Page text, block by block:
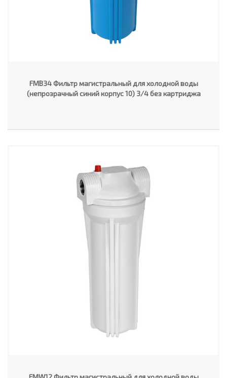
FMB34 Фильтр магистральный для холодной воды
(непрозрачный синий корпус 10) 3/4 без картриджа